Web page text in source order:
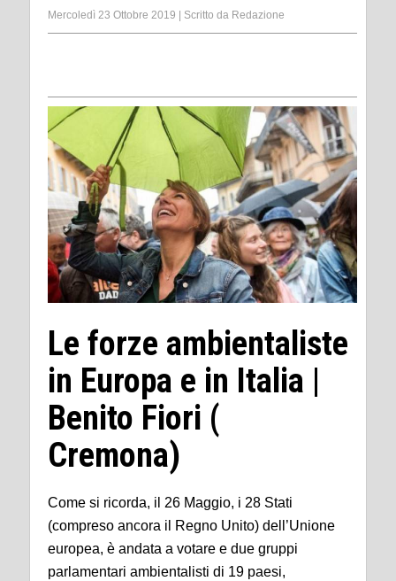
Mercoledì 23 Ottobre 2019 Scritto da Redazione
Le forze ambientaliste
in Europa e in Italia |
Benito Fiori (
Cremona)
Come si ricorda, il 26 Maggio, i 28 Stati
(compreso ancora il Regno Unito) dell’Unione
europea, è andata a votare e due gruppi
parlamentari ambientalisti di 19 paesi,